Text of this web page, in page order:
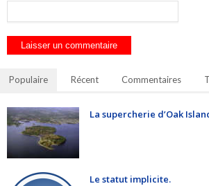
Populaire Récent Commentaires
La supercherie d’Oak
Le statut implicite.